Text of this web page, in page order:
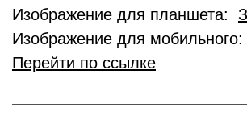
Изображение для планшета:
Изображение для мобильного:
Перейти по ссылке